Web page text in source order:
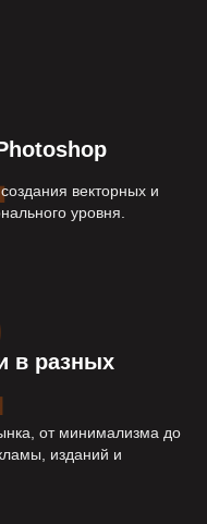
векторных и
уровня.
в разных
от минимализма до
изданий и